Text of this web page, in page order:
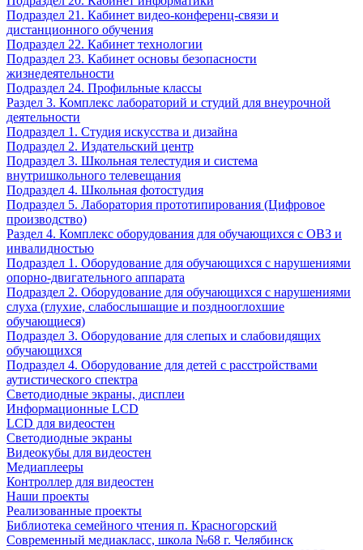
Подраздел 21. Кабинет видео-конференц-связи и
дистанционного обучения
Подраздел 22. Кабинет технологии
Подраздел 23. Кабинет основы безопасности
жизнедеятельности
Подраздел 24. Профильные классы
Раздел 3. Комплекс лабораторий и студий для внеурочной
деятельности
Подраздел 1. Студия искусства и дизайна
Подраздел 2. Издательский центр
Подраздел 3. Школьная телестудия и система
внутришкольного телевещания
Подраздел 4. Школьная фотостудия
Подраздел 5. Лаборатория прототипирования (Цифровое
производство)
Раздел 4. Комплекс оборудования для обучающихся с ОВЗ и
инвалидностью
Подраздел 1. Оборудование для обучающихся с нарушениями
опорно-двигательного аппарата
Подраздел 2. Оборудование для обучающихся с нарушениями
слуха (глухие, слабослышащие и позднооглохшие
обучающиеся)
Подраздел 3. Оборудование для слепых и слабовидящих
обучающихся
Подраздел 4. Оборудование для детей с расстройствами
аутистического спектра
Светодиодные экраны, дисплеи
Информационные LCD
LCD для видеостен
Светодиодные экраны
Видеокубы для видеостен
Медиаплееры
Контроллер для видеостен
Наши проекты
Реализованные проекты
Библиотека семейного чтения п. Красногорский
Современный медиакласс, школа №68 г. Челябинск